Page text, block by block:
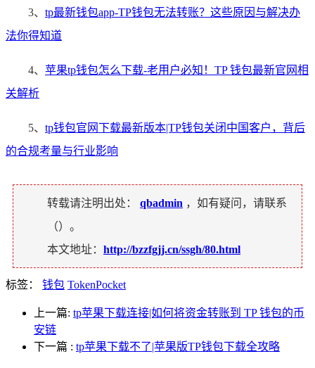
3、 tp最新钱包app-TP钱包无法转账？这些原因与解决办
法你得知道
4、 苹果tp钱包怎么下载-老用户必知！TP 钱包最新官网相
关解析
5、 tp钱包官网下载最新版本|TP钱包关闭中国客户，背后
的合规考量与行业影响
转载请注明出处： qbadmin ，如有疑问，请联系
（）。
本文地址： http://bzzfgjj.cn/ssgh/80.html
标签： 钱包 TokenPocket
上一篇: tp苹果下载连接|如何将资金转账到 TP 钱包的币
安链
下一篇 : tp苹果下载不了|苹果版TP钱包下载全攻略